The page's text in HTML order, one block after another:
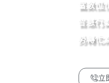
當數
智慧行
勢轉化
立